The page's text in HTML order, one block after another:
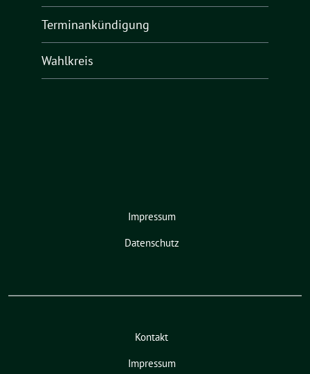
Terminankündigung
Wahlkreis
Impressum
Datenschutz
Kontakt
Impressum